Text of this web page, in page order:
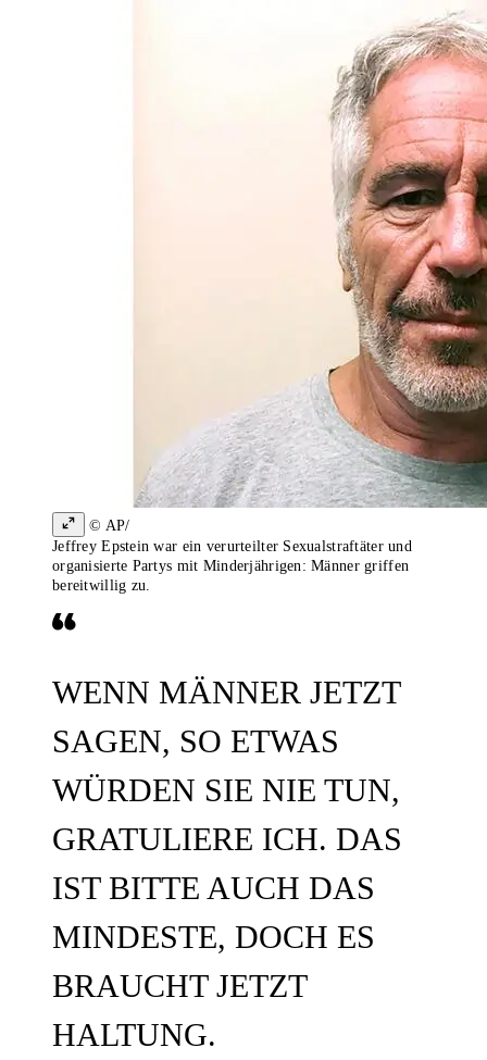
© AP/
Jeffrey Epstein war ein verurteilter Sexualstraftäter und
organisierte Partys mit Minderjährigen: Männer griffen
bereitwillig zu.
WENN MÄNNER JETZT
SAGEN, SO ETWAS
WÜRDEN SIE NIE TUN,
GRATULIERE ICH. DAS
IST BITTE AUCH DAS
MINDESTE, DOCH ES
BRAUCHT JETZT
HALTUNG.